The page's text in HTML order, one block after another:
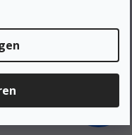
–31 %